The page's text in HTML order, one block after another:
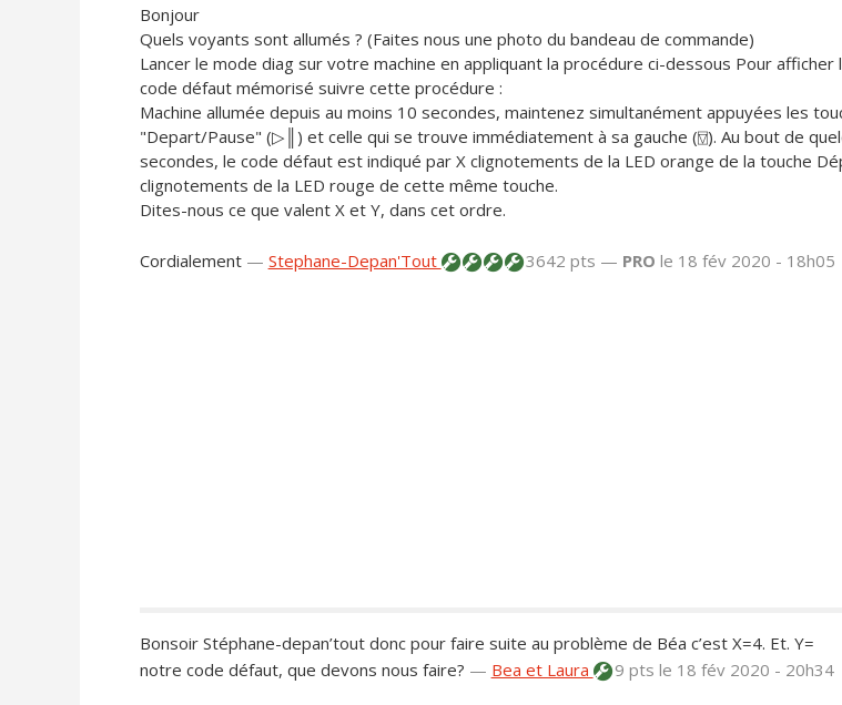
Bonjour
Quels voyants sont allumés ? (Faites nous une photo du bandeau de commande)
Lancer le mode diag sur votre machine en appliquant la procédure ci-dessous Pour afficher
code défaut mémorisé suivre cette procédure :
Machine allumée depuis au moins 10 secondes, maintenez simultanément appuyées les
"Depart/Pause" (▷║) et celle qui se trouve immédiatement à sa gauche (⍔). Au bout de
secondes, le code défaut est indiqué par X clignotements de la LED orange de la touche
clignotements de la LED rouge de cette même touche.
Dites-nous ce que valent X et Y, dans cet ordre.
Cordialement — Stephane-Depan'Tout 3642 pts — PRO le 18 fév 2020 - 18h05
Bonsoir Stéphane-depan’tout donc pour faire suite au problème de Béa c’est X=4. Et. Y=
notre code défaut, que devons nous faire? — Bea et Laura 9 pts le 18 fév 2020 - 20h34